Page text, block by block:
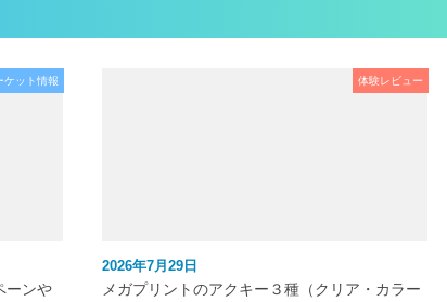
ケット情報
ーンや
体験レビュー
2026年7月29日
メガプリントのアクキー３種（クリア・カラー